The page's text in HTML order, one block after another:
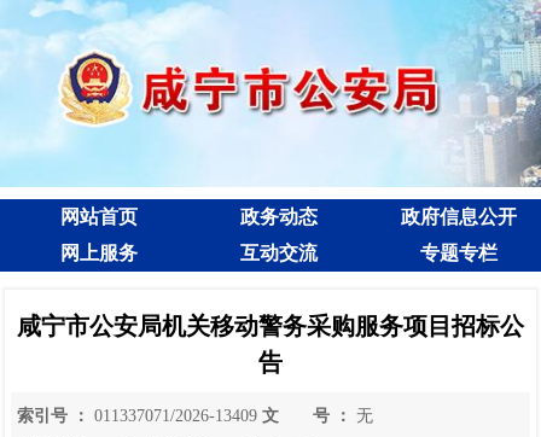
网站首页 政务动态
政府信息公开
网上服务
互动交流 专题专栏
咸宁市公安局机关移动警务采购服务项目招标公
告
索引号 ： 011337071/2026-13409 文 号 ：
无